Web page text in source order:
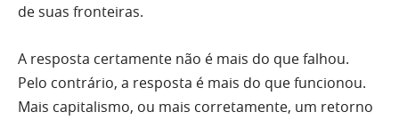
de suas fronteiras.
A resposta certamente não é mais do que falhou.
Pelo contrário, a resposta é mais do que funcionou.
Mais capitalismo, ou mais corretamente, um retorno